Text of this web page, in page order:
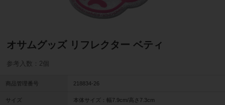
オサムグッズ リフレクター ベティ
参考入数：2個
商品管理番号 218834-26
サイズ 本体サイズ：幅7.9cm/高さ7.3cm